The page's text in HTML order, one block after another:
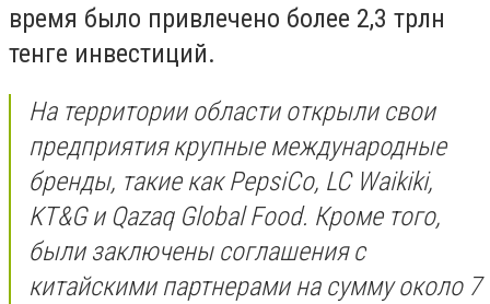
время было привлечено более 2,3 трлн
тенге инвестиций.
На территории области открыли свои
предприятия крупные международные
бренды, такие как PepsiCo, LC Waikiki,
KT&G и Qazaq Global Food. Кроме того,
были заключены соглашения с
китайскими партнерами на сумму около 7